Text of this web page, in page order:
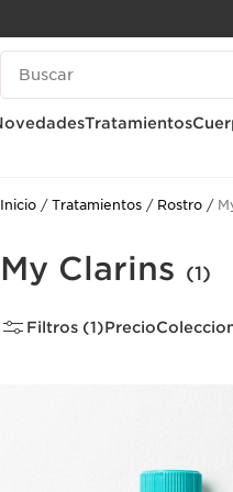
IR AL CONTENIDO
Leyenda
Tratamientos
Inicio Tratamientos Rostro
My Clarins (1)
Filtros (1)Precio